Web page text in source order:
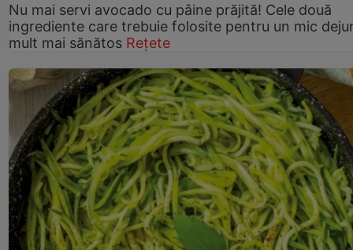
Nu mai servi avocado cu pâine prăjită! Cele două
ingrediente care trebuie folosite pentru un mic
mult mai sănătos Rețete